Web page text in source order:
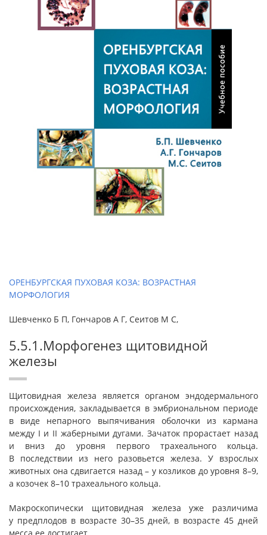
ОРЕНБУРГСКАЯ ПУХОВАЯ КОЗА: ВОЗРАСТНАЯ
МОРФОЛОГИЯ
Шевченко Б П, Гончаров А Г, Сеитов М С,
5.5.1.Морфогенез щитовидной
железы
Щитовидная железа является органом эндодермального
происхождения, закладывается в эмбриональном периоде
в виде непарного выпячивания оболочки из кармана
между I и II жаберными дугами. Зачаток прорастает назад
и вниз до уровня первого трахеального кольца.
В последствии из него разовьется железа. У взрослых
животных она сдвигается назад – у козликов до уровня 8–9,
а козочек 8–10 трахеального кольца.
Макроскопически щитовидная железа уже различима
у предплодов в возрасте 30–35 дней, в возрасте 45 дней